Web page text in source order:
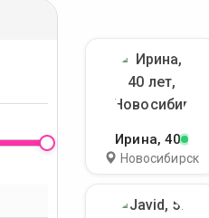
Ирина, 40
Новосибирск